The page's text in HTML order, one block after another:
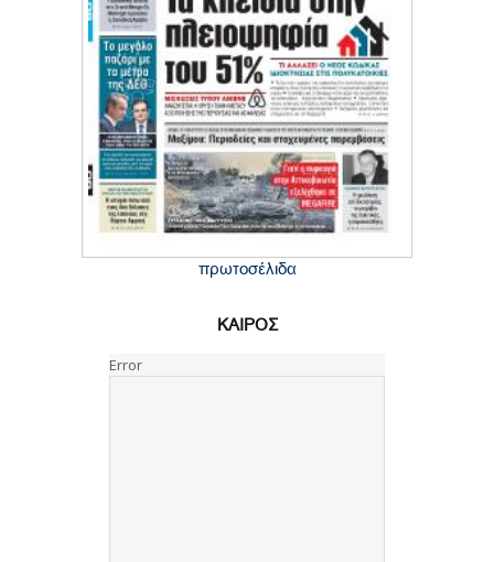
πρωτοσέλιδα
ΚΑΙΡΟΣ